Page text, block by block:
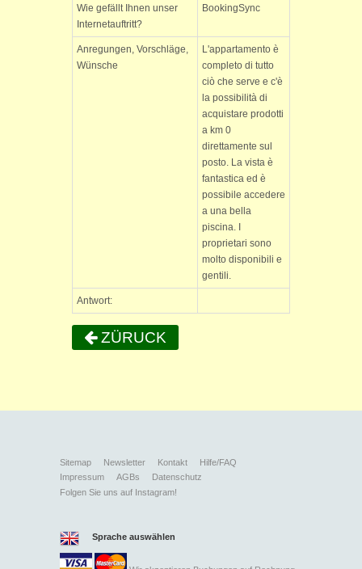
Wie gefällt Ihnen unser
Internetauftritt?
BookingSync
Anregungen, Vorschläge,
Wünsche
L'appartamento è
completo di tutto
ciò che serve e c'è
la possibilità di
acquistare prodotti
a km 0
direttamente sul
posto. La vista è
fantastica ed è
possibile accedere
a una bella
piscina. I
proprietari sono
molto disponibili e
gentili.
Antwort:
ZÜRUCK
Sitemap Newsletter Kontakt
Hilfe/FAQ
Impressum
AGBs
Datenschutz
Folgen Sie uns auf Instagram!
Sprache auswählen